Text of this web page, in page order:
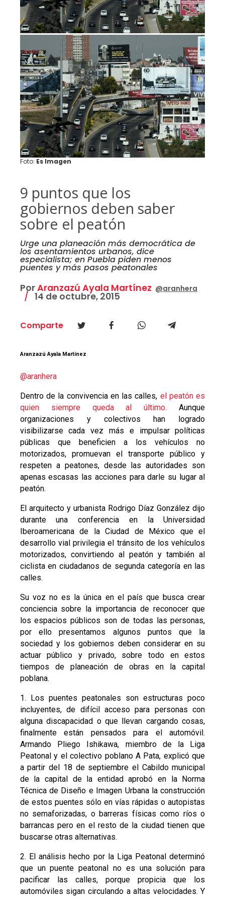
Foto: Es Imagen
9 puntos que los
gobiernos deben saber
sobre el peatón
Urge una planeación más democrática de
los asentamientos urbanos, dice
especialista; en Puebla piden menos
puentes y más pasos peatonales
PorAranzazú Ayala Martínez @aranhera
14 de octubre, 2015
Comparte
Aranzazú Ayala Martínez
@aranhera
Dentro de la convivencia en las calles, el peatón es
quien siempre queda al último. Aunque
organizaciones y colectivos han logrado
visibilizarse cada vez más e impulsar políticas
públicas que beneficien a los vehículos no
motorizados, promuevan el transporte público y
respeten a peatones, desde las autoridades son
apenas escasas las acciones para darle su lugar al
peatón.
El arquitecto y urbanista Rodrigo Díaz González dijo
durante una conferencia en la Universidad
Iberoamericana de la Ciudad de México que el
desarrollo vial privilegia el tránsito de los vehículos
motorizados, convirtiendo al peatón y también al
ciclista en ciudadanos de segunda categoría en las
calles.
Su voz no es la única en el país que busca crear
conciencia sobre la importancia de reconocer que
los espacios públicos son de todas las personas,
por ello presentamos algunos puntos que la
sociedad y los gobiernos deben considerar en su
actuar público y privado, sobre todo en estos
tiempos de planeación de obras en la capital
poblana.
1. Los puentes peatonales son estructuras poco
incluyentes, de difícil acceso para personas con
alguna discapacidad o que llevan cargando cosas,
finalmente están pensados para el automóvil.
Armando Pliego Ishikawa, miembro de la Liga
Peatonal y el colectivo poblano A Pata, explicó que
a partir del 18 de septiembre el Cabildo municipal
de la capital de la entidad aprobó en la Norma
Técnica de Diseño e Imagen Urbana la construcción
de estos puentes sólo en vías rápidas o autopistas
no semaforizadas, o barreras físicas como ríos o
barrancas pero en el resto de la ciudad tienen que
buscarse otras alternativas.
2. El análisis hecho por la Liga Peatonal determinó
que un puente peatonal no es una solución para
pacificar las calles, porque propicia que los
automóviles sigan circulando a altas velocidades. Y